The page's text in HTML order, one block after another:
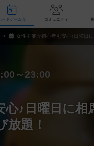
ー ボードゲーム会 コミュ
女性主催☆初心者も安心♪日曜日に
～23:00
♪日曜日に相
放題！